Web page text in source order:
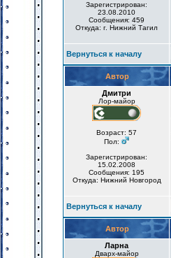
Зарегистрирован:
23.08.2010
Сообщения: 459
Откуда: г. Нижний Тагил
Вернуться к началу
Автор
Дмитри
Лор-майор
Возраст: 57
Пол:
Зарегистрирован:
15.02.2008
Сообщения: 195
Откуда: Нижний Новгород
Вернуться к началу
Автор
Ларна
Дварх-майор